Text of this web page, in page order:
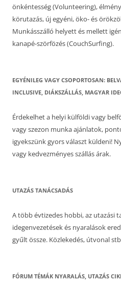
önkéntesség (Volunteering),
körutazás, új egyéni, öko- és
Munkásszálló helyett és mellett
kanapé-szörfözés (CouchSurfing).
EGYÉNILEG VAGY CSOPORTOSAN:
INCLUSIVE, DIÁKSZÁLLÁS, MAGYAR
Érdekelhet a helyi külföldi vagy
vagy szezon munka ajánlatok,
igyekszünk gyors választ küldeni!
vagy kedvezményes szállás árak.
UTAZÁS TANÁCSADÁS
A több évtizedes hobbi, az utazási
idegenvezetések és nyaralások
gyűlt össze. Közlekedés, útvonal
FÓRUM TÉMÁK NYARALÁS, UTAZÁS